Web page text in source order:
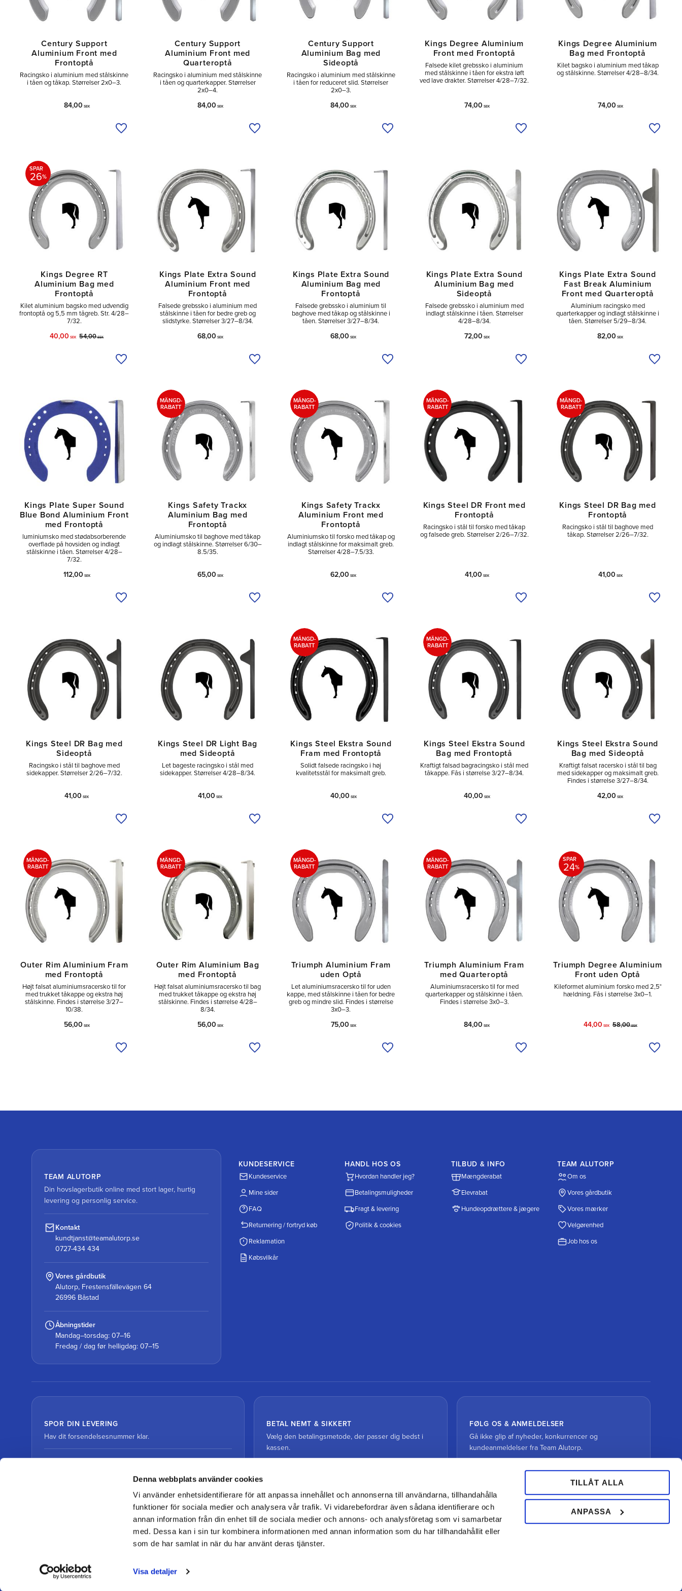
Denna webbplats använder cookies
Vi använder enhetsidentifierare för att anpassa innehållet och annonserna till användarna, tillhandahålla
funktioner för sociala medier och analysera vår trafik. Vi vidarebefordrar även sådana identifierare och
annan information från din enhet till de sociala medier och annons- och analysföretag som vi samarbetar
med. Dessa kan i sin tur kombinera informationen med annan information som du har tillhandahållit eller
som de har samlat in när du har använt deras tjänster.
Visa detaljer
TILLÅT ALLA
ANPASSA
Century Support
Aluminium Front med
Frontoptå
Racingsko i aluminium med stålskinne
i tåen og tåkap. Størrelser 2x0–3.
84,00 SEK
Tilføj til ønskeliste
Century Support
Aluminium Front med
Quarteroptå
Racingsko i aluminium med stålskinne
i tåen og quarterkapper. Størrelser
2x0–4.
84,00 SEK
Tilføj til ønskeliste
Century Support
Aluminium Bag med
Sideoptå
Racingsko i aluminium med stålskinne
i tåen for reduceret slid. Størrelser
2x0–3.
84,00 SEK
Tilføj til ønskeliste
Kings Degree Aluminium
Front med Frontoptå
Falsede kilet grebssko i aluminium
med stålskinne i tåen for ekstra løft
ved lave drakter. Størrelser 4/28–7/32.
74,00 SEK
Tilføj til ønskeliste
Kings Degree Aluminium
Bag med Frontoptå
Kilet bagsko i aluminium med tåkap
og stålskinne. Størrelser 4/28–8/34.
74,00 SEK
Tilføj til
Kings Degree RT
Aluminium Bag med
Frontoptå
Kilet aluminium bagsko med udvendig
frontoptå og 5,5 mm tågreb. Str. 4/28–
7/32.
40,00 SEK 54,00SEK
SPAR
26%
Tilføj til ønskeliste
Kings Plate Extra Sound
Aluminium Front med
Frontoptå
Falsede grebssko i aluminium med
stålskinne i tåen for bedre greb og
slidstyrke. Størrelser 3/27–8/34.
68,00 SEK
Tilføj til ønskeliste
Kings Plate Extra Sound
Aluminium Bag med
Frontoptå
Falsede grebssko i aluminium til
baghove med tåkap og stålskinne i
tåen. Størrelser 3/27–8/34.
68,00 SEK
Tilføj til ønskeliste
Kings Plate Extra Sound
Aluminium Bag med
Sideoptå
Falsede grebssko i aluminium med
indlagt stålskinne i tåen. Størrelser
4/28–8/34.
72,00 SEK
Tilføj til ønskeliste
Kings Plate Extra Sound
Fast Break Aluminium
Front med Quarteroptå
Aluminium racingsko med
quarterkapper og indlagt stålskinne i
tåen. Størrelser 5/29–8/34.
82,00 SEK
Tilføj til
Kings Plate Super Sound
Blue Bond Aluminium Front
med Frontoptå
luminiumsko med stødabsorberende
overflade på hovsiden og indlagt
stålskinne i tåen. Størrelser 4/28–
7/32.
112,00 SEK
Tilføj til ønskeliste
Kings Safety Trackx
Aluminium Bag med
Frontoptå
Aluminiumsko til baghove med tåkap
og indlagt stålskinne. Størrelser 6/30–
8.5/35.
65,00 SEK
MÄNGD-
RABATT
Tilføj til ønskeliste
Kings Safety Trackx
Aluminium Front med
Frontoptå
Aluminiumsko til forsko med tåkap og
indlagt stålskinne for maksimalt greb.
Størrelser 4/28–7.5/33.
62,00 SEK
MÄNGD-
RABATT
Tilføj til ønskeliste
Kings Steel DR Front med
Frontoptå
Racingsko i stål til forsko med tåkap
og falsede greb. Størrelser 2/26–7/32.
41,00 SEK
MÄNGD-
RABATT
Tilføj til ønskeliste
Kings Steel DR Bag med
Frontoptå
Racingsko i stål til baghove med
tåkap. Størrelser 2/26–7/32.
41,00 SEK
MÄNGD-
RABATT
Tilføj til
Kings Steel DR Bag med
Sideoptå
Racingsko i stål til baghove med
sidekapper. Størrelser 2/26–7/32.
41,00 SEK
Tilføj til ønskeliste
Kings Steel DR Light Bag
med Sideoptå
Let bageste racingsko i stål med
sidekapper. Størrelser 4/28–8/34.
41,00 SEK
Tilføj til ønskeliste
Kings Steel Ekstra Sound
Fram med Frontoptå
Solidt falsede racingsko i høj
kvalitetsstål for maksimalt greb.
40,00 SEK
MÄNGD-
RABATT
Tilføj til ønskeliste
Kings Steel Ekstra Sound
Bag med Frontoptå
Kraftigt falsad bagracingsko i stål med
tåkappe. Fås i størrelse 3/27–8/34.
40,00 SEK
MÄNGD-
RABATT
Tilføj til ønskeliste
Kings Steel Ekstra Sound
Bag med Sideoptå
Kraftigt falsat racersko i stål til bag
med sidekapper og maksimalt greb.
Findes i størrelse 3/27–8/34.
42,00 SEK
Tilføj til
Outer Rim Aluminium Fram
med Frontoptå
Højt falsat aluminiumsracersko til for
med trukket tåkappe og ekstra høj
stålskinne. Findes i størrelse 3/27–
10/38.
56,00 SEK
MÄNGD-
RABATT
Tilføj til ønskeliste
Outer Rim Aluminium Bag
med Frontoptå
Højt falsat aluminiumsracersko til bag
med trukket tåkappe og ekstra høj
stålskinne. Findes i størrelse 4/28–
8/34.
56,00 SEK
MÄNGD-
RABATT
Tilføj til ønskeliste
Triumph Aluminium Fram
uden Optå
Let aluminiumsracersko til for uden
kappe, med stålskinne i tåen for bedre
greb og mindre slid. Findes i størrelse
3x0–3.
75,00 SEK
MÄNGD-
RABATT
Tilføj til ønskeliste
Triumph Aluminium Fram
med Quarteroptå
Aluminiumsracersko til for med
quarterkapper og stålskinne i tåen.
Findes i størrelse 3x0–3.
84,00 SEK
MÄNGD-
RABATT
Tilføj til ønskeliste
Triumph Degree Aluminium
Front uden Optå
Kileformet aluminium forsko med 2,5°
hældning. Fås i størrelse 3x0–1.
44,00 SEK 58,00SEK
SPAR
24%
Tilføj til
TEAM ALUTORP
Din hovslagerbutik online med stort lager, hurtig
levering og personlig service.
Kontakt
kundtjanst@teamalutorp.se
0727-434 434
Vores gårdbutik
Alutorp, Frestensfällevägen 64
26996 Båstad
Åbningstider
Mandag–torsdag: 07–16
Fredag / dag før helligdag: 07–15
KUNDESERVICE
Kundeservice
Mine sider
FAQ
Returnering / fortryd køb
Reklamation
Købsvilkår
HANDL HOS OS
Hvordan handler jeg?
Betalingsmuligheder
Fragt & levering
Politik & cookies
TILBUD & INFO
Mængderabat
Elevrabat
Hundeopdrættere & jægere
TEAM ALUTORP
Om os
Vores gårdbutik
Vores mærker
Velgørenhed
Job hos os
SPOR DIN LEVERING
Hav dit forsendelsesnummer klar.
Spor pakke med DSV
BETAL NEMT & SIKKERT
Vælg den betalingsmetode, der passer dig bedst i
kassen.
FØLG OS & ANMELDELSER
Gå ikke glip af nyheder, konkurrencer og
kundeanmeldelser fra Team Alutorp.